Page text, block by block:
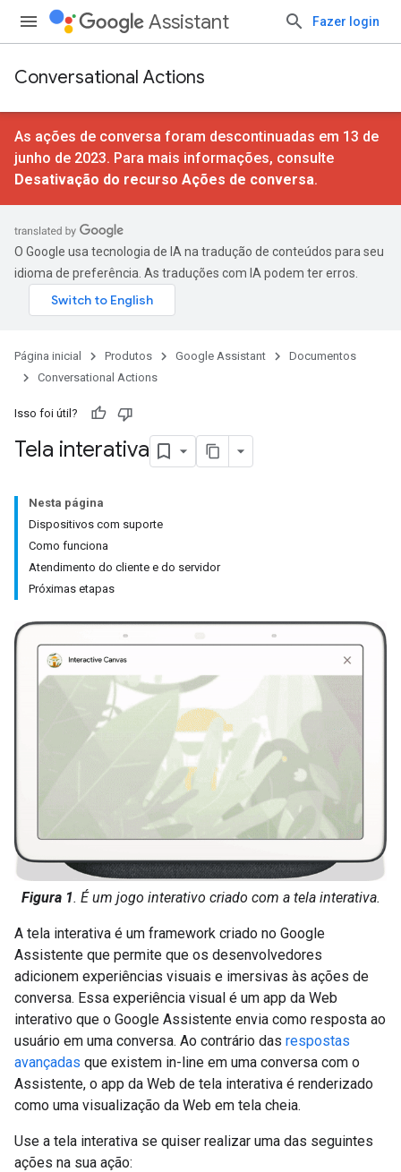
Assistant Fazer login
Conversational Actions
As ações de conversa foram descontinuadas em 13 de
junho de 2023. Para mais informações, consulte
Desativação do recurso Ações de conversa.
O Google usa tecnologia de IA na tradução de conteúdos para seu
idioma de preferência. As traduções com IA podem ter erros.
Página inicial Produtos Google Assistant
Documentos
Conversational Actions
Isso foi útil?
Tela interativa
Nesta página
Dispositivos com suporte
Como funciona
Atendimento do cliente e do servidor
Próximas etapas
Figura 1. É um jogo interativo criado com a tela interativa.
A tela interativa é um framework criado no Google
Assistente que permite que os desenvolvedores
adicionem experiências visuais e imersivas às ações de
conversa. Essa experiência visual é um app da Web
interativo que o Google Assistente envia como resposta ao
usuário em uma conversa. Ao contrário das respostas
avançadas que existem in-line em uma conversa com o
Assistente, o app da Web de tela interativa é renderizado
como uma visualização da Web em tela cheia.
Use a tela interativa se quiser realizar uma das seguintes
ações na sua ação: